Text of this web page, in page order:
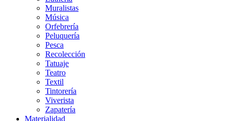
Muralistas
Música
Orfebrería
Peluquería
Pesca
Recolección
Tatuaje
Teatro
Textil
Tintorería
Viverista
Zapatería
Materialidad